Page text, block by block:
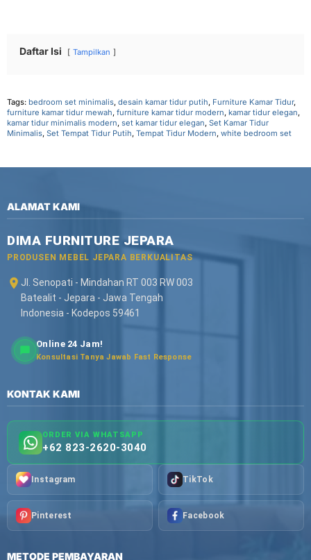
Daftar Isi Tampilkan
Tags: bedroom set minimalis, desain kamar tidur putih, Furniture Kamar Tidur,
furniture kamar tidur mewah, furniture kamar tidur modern, kamar tidur elegan,
kamar tidur minimalis modern, set kamar tidur elegan, Set Kamar Tidur
Minimalis, Set Tempat Tidur Putih, Tempat Tidur Modern, white bedroom set
ALAMAT KAMI
DIMA FURNITURE JEPARA
PRODUSEN MEBEL JEPARA BERKUALITAS
Jl. Senopati - Mindahan RT 003 RW 003
Batealit - Jepara - Jawa Tengah
Indonesia - Kodepos 59461
Online 24 Jam!
Konsultasi Tanya Jawab Fast Response
KONTAK KAMI
ORDER VIA WHATSAPP
+62 823-2620-3040
Instagram TikTok
Pinterest Facebook
METODE PEMBAYARAN